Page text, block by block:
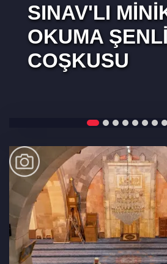
SINAV'LI
OKUMA
COŞKUSU